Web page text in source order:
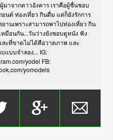
มาจากดาวอังคาร เราคือผู้ชื่นชอบ
ยนต์ ท่องเที่ยว กินดื่ม แต่ก็ยังรักการ
านเพราะสามารถพาไปท่องเที่ยว กิน
หมือนกัน...วันว่างยังชอบดูหนัง ฟัง
ละที่ขาดไม่ได้คือวาดภาพ และ
แบบจำลอง... IG:
yodel FB:
yomodels